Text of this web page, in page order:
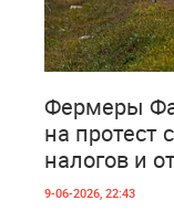
Фермеры
на протест
налогов и
9-06-2026, 22:43